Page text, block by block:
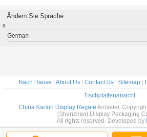
Ändern Sie Sprache
s
German
Nach Hause About Us Contact Us Sitemap
Tischplattenansicht
China Karton Display Regale Anbieter.
(Shenzhen) Display Packaging
All rights reserved. Developed by